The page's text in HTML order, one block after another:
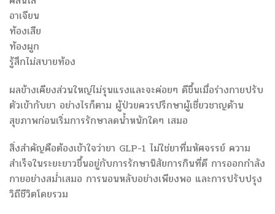
อาเจียน
ท้องเสีย
ท้องผูก
รู้สึกไม่สบายท้อง
ผลข้างเคียงส่วนใหญ่ไม่รุนแรงและจะค่อยๆ ดีขึ้นเมื่อร่างกายปรับ
ตัวเข้ากับยา อย่างไรก็ตาม ผู้ป่วยควรปรึกษาผู้เชี่ยวชาญด้าน
สุขภาพก่อนเริ่มการรักษาลดน้ำหนักใดๆ เสมอ
สิ่งสำคัญคือต้องเข้าใจว่ายา GLP-1 ไม่ใช่ยาที่มหัศจรรย์ ความ
สำเร็จในระยะยาวขึ้นอยู่กับการรักษานิสัยการกินที่ดี การออกกำลัง
กายอย่างสม่ำเสมอ การนอนหลับอย่างเพียงพอ และการปรับปรุง
วิถีชีวิตโดยรวม